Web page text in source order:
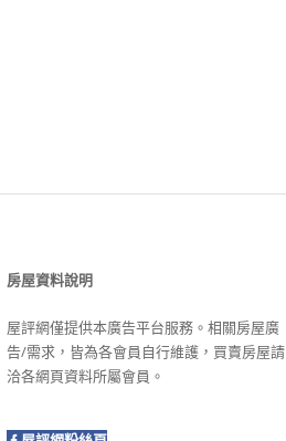
房屋資料說明
屋評網僅提供本廣告平台服務。相關房屋廣
告/需求，皆為各會員自行維護，買賣房屋請
洽各網頁資料所屬會員。